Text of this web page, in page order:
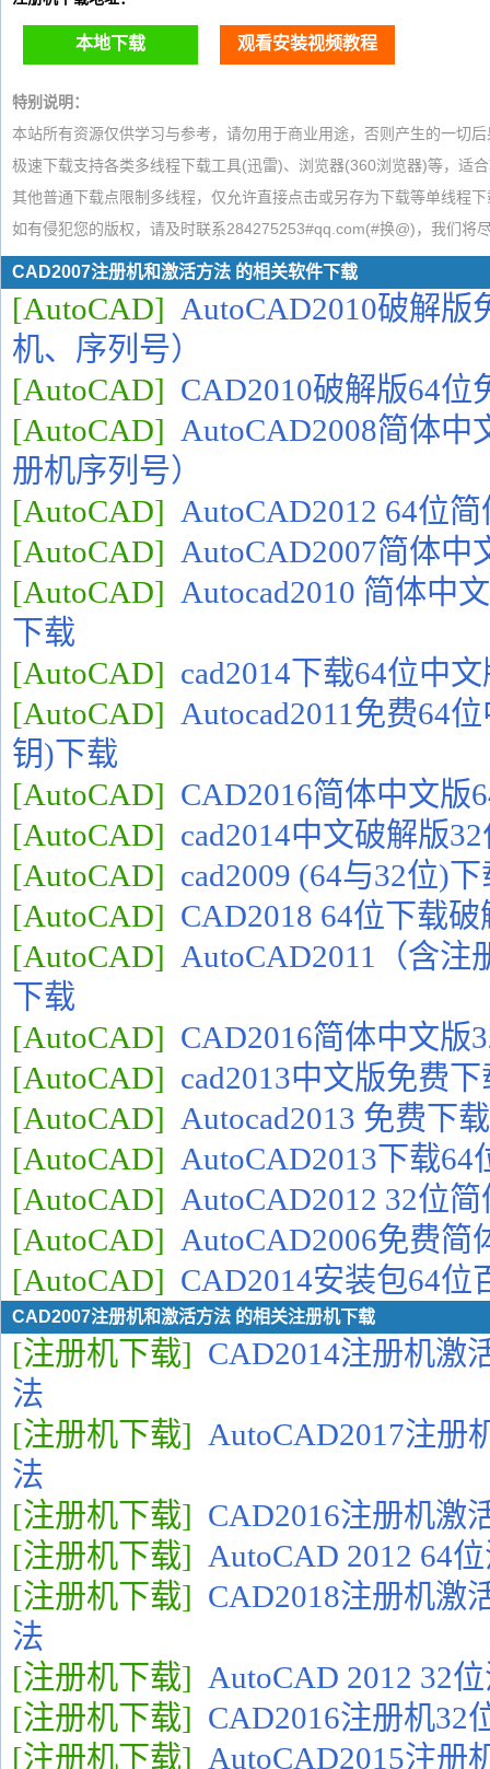
本地下载 观看安装视频教程
特别说明：
本站所有资源仅供学习与参考，请勿用于商业用途，否则产生的一切
极速下载支持各类多线程下载工具(迅雷)、浏览器(360浏览器)等，适
其他普通下载点限制多线程，仅允许直接点击或另存为下载等单线程
如有侵犯您的版权，请及时联系284275253#qq.com(#换@)，我们将
CAD2007注册机和激活方法 的相关软件下载
[AutoCAD] AutoCAD2010破解版
机、序列号）
[AutoCAD] CAD2010破解版64位
[AutoCAD] AutoCAD2008简体中
册机序列号）
[AutoCAD] AutoCAD2012 64位
[AutoCAD] AutoCAD2007简体中
[AutoCAD] Autocad2010 简体中
下载
[AutoCAD] cad2014下载64位中
[AutoCAD] Autocad2011免费64
钥)下载
[AutoCAD] CAD2016简体中文版
[AutoCAD] cad2014中文破解版
[AutoCAD] cad2009 (64与32位)
[AutoCAD] CAD2018 64位下载破
[AutoCAD] AutoCAD2011（含注
下载
[AutoCAD] CAD2016简体中文版
[AutoCAD] cad2013中文版免费
[AutoCAD] Autocad2013 免费下
[AutoCAD] AutoCAD2013下载64
[AutoCAD] AutoCAD2012 32位
[AutoCAD] AutoCAD2006免费简
[AutoCAD] CAD2014安装包64位
CAD2007注册机和激活方法 的相关注册机下载
[注册机下载] CAD2014注册机激
法
[注册机下载] AutoCAD2017注册
法
[注册机下载] CAD2016注册机激
[注册机下载] AutoCAD 2012 64
[注册机下载] CAD2018注册机激
法
[注册机下载] AutoCAD 2012 32
[注册机下载] CAD2016注册机32
[注册机下载] AutoCAD2015注册